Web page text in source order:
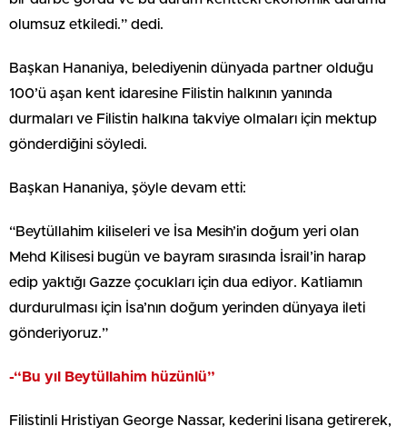
olumsuz etkiledi.” dedi.
Başkan Hananiya, belediyenin dünyada partner olduğu
100’ü aşan kent idaresine Filistin halkının yanında
durmaları ve Filistin halkına takviye olmaları için mektup
gönderdiğini söyledi.
Başkan Hananiya, şöyle devam etti:
“Beytüllahim kiliseleri ve İsa Mesih’in doğum yeri olan
Mehd Kilisesi bugün ve bayram sırasında İsrail’in harap
edip yaktığı Gazze çocukları için dua ediyor. Katliamın
durdurulması için İsa’nın doğum yerinden dünyaya ileti
gönderiyoruz.”
-“Bu yıl Beytüllahim hüzünlü”
Filistinli Hristiyan George Nassar, kederini lisana getirerek,